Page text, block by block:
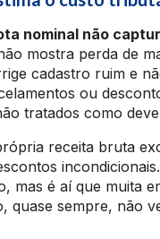
nominal não
mostra perda de
cadastro ruim e
ou
tratados como
receita bruta
mas é aí que muita
quase sempre, não